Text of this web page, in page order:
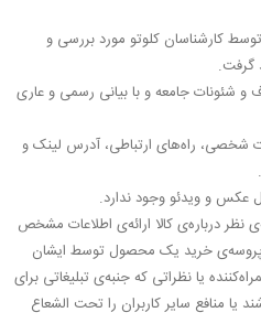
کارشناسان کلوتو مورد بررسی و
گرفت.
و شئونات جامعه و با بیانی رسمی و عاری
شخصی، راه‌های ارتباطی، آدرس لینک و
عکس و ویدئو وجود ندارد.
نظر درباره‌ی کالا ارائه‌ی اطلاعات مشخص
پروسه‌ی خرید یک محصول توسط ایشان
یا نظراتی که جنبه‌ی تبلیغاتی برای
یا منافع سایر کاربران را تحت الشعاع